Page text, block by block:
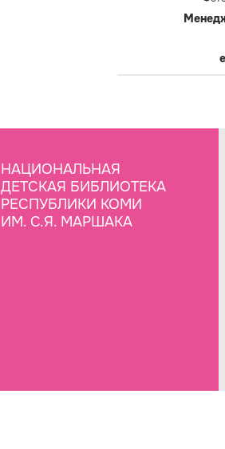
НАЦИОНАЛЬНАЯ
ДЕТСКАЯ БИБЛИОТЕКА
РЕСПУБЛИКИ КОМИ
ИМ. С.Я. МАРШАКА